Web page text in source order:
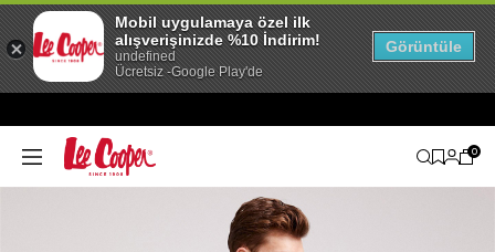
0
Mobil uygulamaya özel ilk
alışverişinizde %10 İndirim!
undefined
Ücretsiz -Google Play'de
Görüntüle